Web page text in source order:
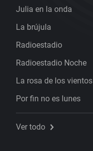
Julia en la onda
La brújula
Radioestadio
Radioestadio Noche
La rosa de los vientos
Por fin no es lunes
Ver todo